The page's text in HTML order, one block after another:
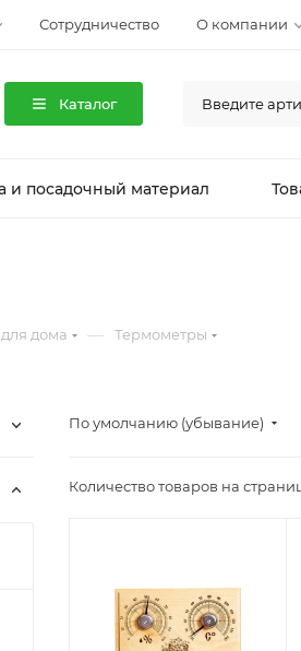
Сотрудничество О компании
Каталог
и посадочный материал
дома — Термометры
По умолчанию (убывание)
Количество товаров на